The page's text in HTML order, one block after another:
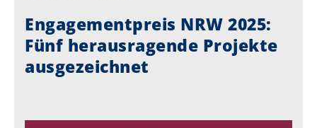
Engagementpreis NRW 2025:
Fünf herausragende Projekte
ausgezeichnet